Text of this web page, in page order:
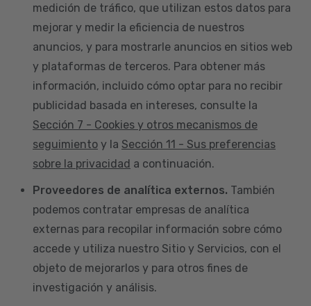
medición de tráfico, que utilizan estos datos para
mejorar y medir la eficiencia de nuestros
anuncios, y para mostrarle anuncios en sitios web
y plataformas de terceros. Para obtener más
información, incluido cómo optar para no recibir
publicidad basada en intereses, consulte la
Sección 7 - Cookies y otros mecanismos de
seguimiento y la Sección 11 - Sus preferencias
sobre la privacidad a continuación.
Proveedores de analítica externos. También
podemos contratar empresas de analítica
externas para recopilar información sobre cómo
accede y utiliza nuestro Sitio y Servicios, con el
objeto de mejorarlos y para otros fines de
investigación y análisis.